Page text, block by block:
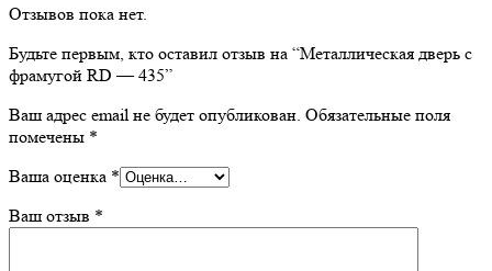
Отзывов пока нет.
Будьте первым, кто оставил отзыв на “Металлическая дверь с
фрамугой RD — 435”
Ваш адрес email не будет опубликован. Обязательные поля
помечены *
Ваша оценка *
Ваш отзыв *